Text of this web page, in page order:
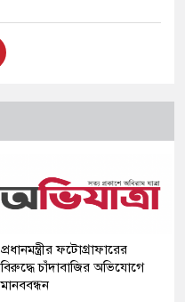
প্রধানমন্ত্রীর ফটোগ্রাফারের
বিরুদ্ধে চাঁদাবাজির অভিযোগে
মানববন্ধন